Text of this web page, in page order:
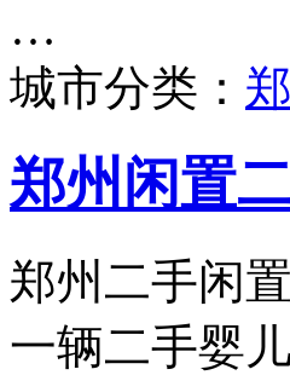
…
城市分类：
郑州闲置
郑州二手闲
一辆二手婴